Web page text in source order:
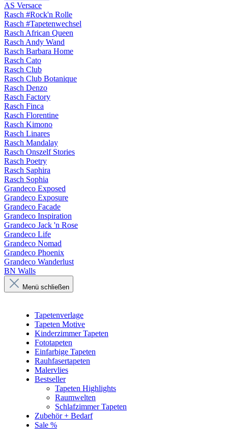
AS Versace
Rasch #Rock'n Rolle
Rasch #Tapetenwechsel
Rasch African Queen
Rasch Andy Wand
Rasch Barbara Home
Rasch Cato
Rasch Club
Rasch Club Botanique
Rasch Denzo
Rasch Factory
Rasch Finca
Rasch Florentine
Rasch Kimono
Rasch Linares
Rasch Mandalay
Rasch Onszelf Stories
Rasch Poetry
Rasch Saphira
Rasch Sophia
Grandeco Exposed
Grandeco Exposure
Grandeco Facade
Grandeco Inspiration
Grandeco Jack 'n Rose
Grandeco Life
Grandeco Nomad
Grandeco Phoenix
Grandeco Wanderlust
BN Walls
Menü schließen
Tapetenverlage
Tapeten Motive
Kinderzimmer Tapeten
Fototapeten
Einfarbige Tapeten
Rauhfasertapeten
Malervlies
Bestseller
Tapeten Highlights
Raumwelten
Schlafzimmer Tapeten
Zubehör + Bedarf
Sale %